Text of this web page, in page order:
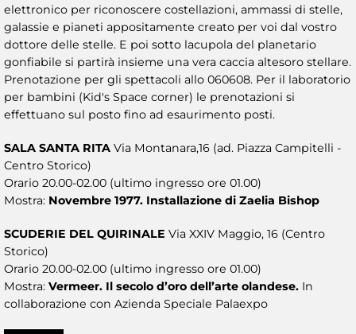
elettronico per riconoscere costellazioni, ammassi di stelle,
galassie e pianeti appositamente creato per voi dal vostro
dottore delle stelle. E poi sotto lacupola del planetario
gonfiabile si partirà insieme una vera caccia altesoro stellare.
Prenotazione per gli spettacoli allo 060608. Per il laboratorio
per bambini (Kid's Space corner) le prenotazioni si
effettuano sul posto fino ad esaurimento posti.
SALA SANTA RITA Via Montanara,16 (ad. Piazza Campitelli -
Centro Storico)
Orario 20.00-02.00 (ultimo ingresso ore 01.00)
Mostra: Novembre 1977. Installazione di Zaelia Bishop
SCUDERIE DEL QUIRINALE Via XXIV Maggio, 16 (Centro
Storico)
Orario 20.00-02.00 (ultimo ingresso ore 01.00)
Mostra: Vermeer. Il secolo d’oro dell’arte olandese. In
collaborazione con Azienda Speciale Palaexpo